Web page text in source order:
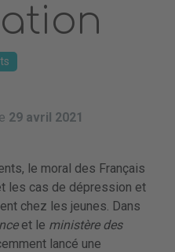
29 avril 2021
le moral des Français
les cas de dépression et
chez les jeunes. Dans
et le ministère des
lancé une